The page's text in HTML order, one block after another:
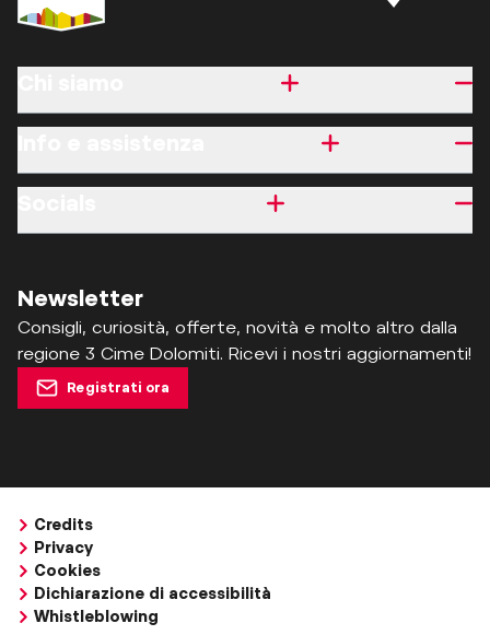
Newsletter
Consigli, curiosità, offerte, novità e molto altro dalla
regione 3 Cime Dolomiti. Ricevi i nostri aggiornamenti!
Registrati ora
Credits
Privacy
Cookies
Dichiarazione di accessibilità
Whistleblowing